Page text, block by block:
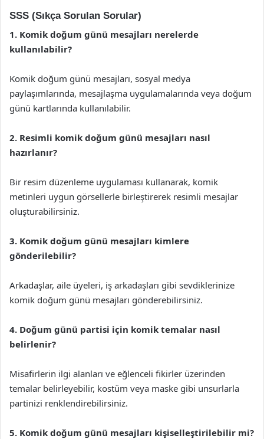
SSS (Sıkça Sorulan Sorular)
1. Komik doğum günü mesajları nerelerde
kullanılabilir?
Komik doğum günü mesajları, sosyal medya
paylaşımlarında, mesajlaşma uygulamalarında veya doğum
günü kartlarında kullanılabilir.
2. Resimli komik doğum günü mesajları nasıl
hazırlanır?
Bir resim düzenleme uygulaması kullanarak, komik
metinleri uygun görsellerle birleştirerek resimli mesajlar
oluşturabilirsiniz.
3. Komik doğum günü mesajları kimlere
gönderilebilir?
Arkadaşlar, aile üyeleri, iş arkadaşları gibi sevdiklerinize
komik doğum günü mesajları gönderebilirsiniz.
4. Doğum günü partisi için komik temalar nasıl
belirlenir?
Misafirlerin ilgi alanları ve eğlenceli fikirler üzerinden
temalar belirleyebilir, kostüm veya maske gibi unsurlarla
partinizi renklendirebilirsiniz.
5. Komik doğum günü mesajları kişiselleştirilebilir mi?